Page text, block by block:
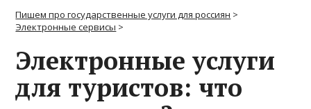
Пишем про государственные услуги для россиян >
Электронные сервисы >
Электронные услуги
для туристов: что